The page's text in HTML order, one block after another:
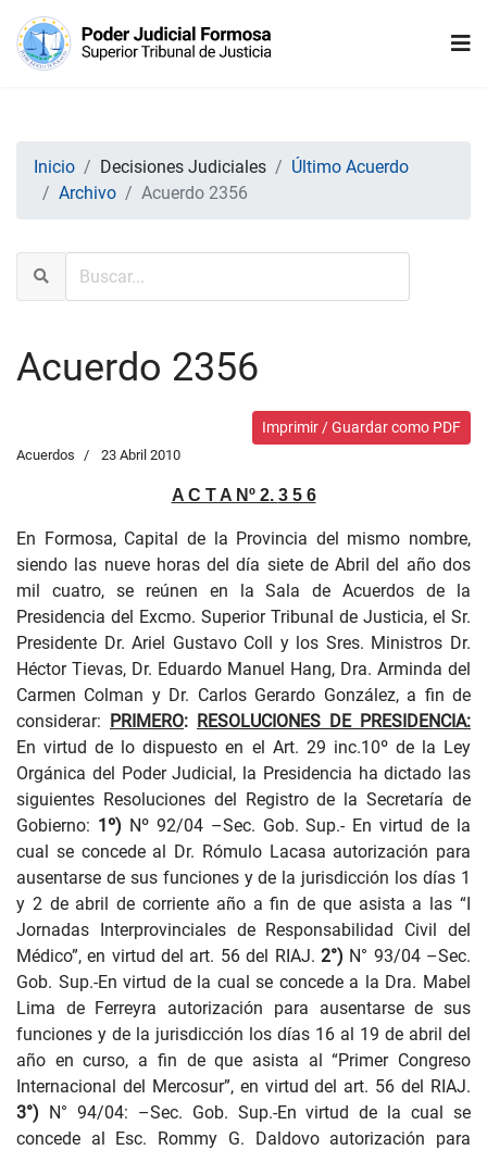
Inicio Decisiones Judiciales
Último Acuerdo
Archivo
Acuerdo 2356
Acuerdo 2356
Imprimir / Guardar como PDF
Acuerdos 23 Abril 2010
A C T A Nº 2. 3 5 6
En Formosa, Capital de la Provincia del mismo nombre,
siendo las nueve horas del día siete de Abril del año dos
mil cuatro, se reúnen en la Sala de Acuerdos de la
Presidencia del Excmo. Superior Tribunal de Justicia, el Sr.
Presidente Dr. Ariel Gustavo Coll y los Sres. Ministros Dr.
Héctor Tievas, Dr. Eduardo Manuel Hang, Dra. Arminda del
Carmen Colman y Dr. Carlos Gerardo González, a fin de
considerar: PRIMERO: RESOLUCIONES DE PRESIDENCIA:
En virtud de lo dispuesto en el Art. 29 inc.10º de la Ley
Orgánica del Poder Judicial, la Presidencia ha dictado las
siguientes Resoluciones del Registro de la Secretaría de
Gobierno: 1º) Nº 92/04 –Sec. Gob. Sup.- En virtud de la
cual se concede al Dr. Rómulo Lacasa autorización para
ausentarse de sus funciones y de la jurisdicción los días 1
y 2 de abril de corriente año a fin de que asista a las “I
Jornadas Interprovinciales de Responsabilidad Civil del
Médico”, en virtud del art. 56 del RIAJ. 2°) N° 93/04 –Sec.
Gob. Sup.-En virtud de la cual se concede a la Dra. Mabel
Lima de Ferreyra autorización para ausentarse de sus
funciones y de la jurisdicción los días 16 al 19 de abril del
año en curso, a fin de que asista al “Primer Congreso
Internacional del Mercosur”, en virtud del art. 56 del RIAJ.
3°) N° 94/04: –Sec. Gob. Sup.-En virtud de la cual se
concede al Esc. Rommy G. Daldovo autorización para